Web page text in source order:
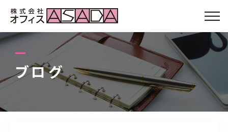
ブログ
会社について
スタッフ